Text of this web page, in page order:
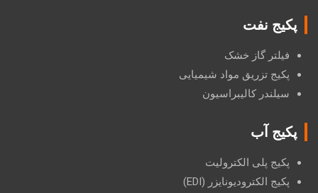
پکیج نفت
فیلتر گاز خشک
پکیج تزریق مواد شیمیایی
سیلندر کالیبراسیون
پکیج آب
پکیج پلی الکترولیت
پکیج الکترودیونایزر (EDI)